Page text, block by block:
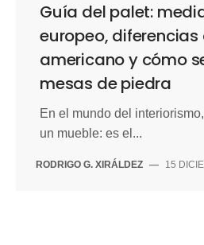
Guía del palet:
europeo, diferencias
americano y cómo
mesas de piedra
En el mundo del
un mueble: es el...
RODRIGO G. XIRÁLDEZ — 15